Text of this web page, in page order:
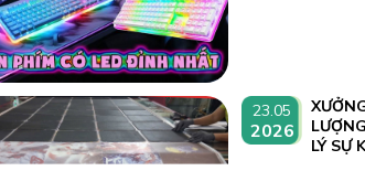
23.05
2026
LÝ SỰ